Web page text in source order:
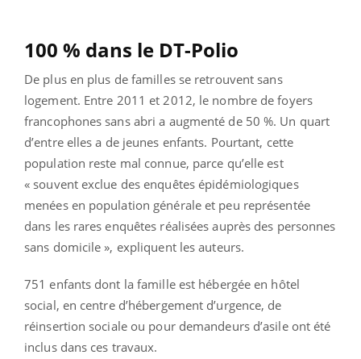
100 % dans le DT-Polio
De plus en plus de familles se retrouvent sans
logement. Entre 2011 et 2012, le nombre de foyers
francophones sans abri a augmenté de 50 %. Un quart
d’entre elles a de jeunes enfants. Pourtant, cette
population reste mal connue, parce qu’elle est
« souvent exclue des enquêtes épidémiologiques
menées en population générale et peu représentée
dans les rares enquêtes réalisées auprès des personnes
sans domicile », expliquent les auteurs.
751 enfants dont la famille est hébergée en hôtel
social, en centre d’hébergement d’urgence, de
réinsertion sociale ou pour demandeurs d’asile ont été
inclus dans ces travaux.